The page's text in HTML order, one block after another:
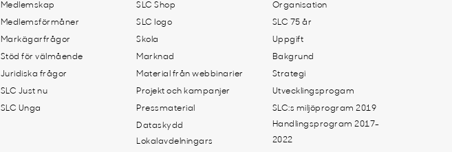
Medlemskap
Medlemsförmåner
Markägarfrågor
Stöd för välmående
Juridiska frågor
SLC Just nu
SLC Unga
SLC Shop
SLC logo
Skola
Marknad
Material från webbinarier
Projekt och kampanjer
Pressmaterial
Dataskydd
Lokalavdelningars
Organisation
SLC 75 år
Uppgift
Bakgrund
Strategi
Utvecklingsprogam
SLC:s miljöprogram 2019
Handlingsprogram 2017-
2022